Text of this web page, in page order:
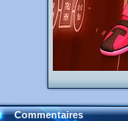
Commentaires